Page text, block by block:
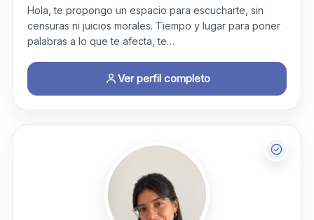
Hola, te propongo un espacio para escucharte, sin
censuras ni juicios morales. Tiempo y lugar para poner
palabras a lo que te afecta, te…
Ver perfil completo